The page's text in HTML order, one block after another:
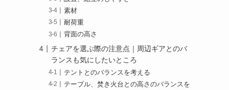
素材
耐荷重
背面の高さ
チェアを選ぶ際の注意点｜周辺ギアとのバ
ランスも気にしたいところ
テントとのバランスを考える
テーブル、焚き火台との高さのバランスを